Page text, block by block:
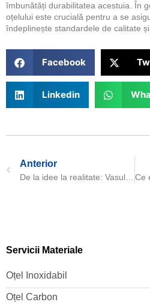
îmbunătăți durabilitatea acestuia. În
oțelului este crucială pentru a se
îndeplinește standardele de calitate
Facebook
Linkedin
Anterior
De la idee la realitate: Vasul de presiune Daming în acțiune pentru partenerul nostru
Servicii Materiale
Oțel Inoxidabil
Oțel Carbon